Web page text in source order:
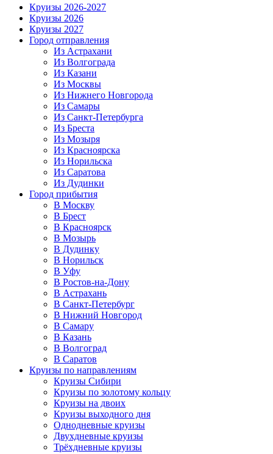
Круизы 2026-2027
Круизы 2026
Круизы 2027
Город отправления
Из Астрахани
Из Волгограда
Из Казани
Из Москвы
Из Нижнего Новгорода
Из Самары
Из Санкт-Петербурга
Из Бреста
Из Мозыря
Из Красноярска
Из Норильска
Из Саратова
Из Дудинки
Город прибытия
В Москву
В Брест
В Красноярск
В Мозырь
В Дудинку
В Норильск
В Уфу
В Ростов-на-Дону
В Астрахань
В Санкт-Петербург
В Нижний Новгород
В Самару
В Казань
В Волгоград
В Саратов
Круизы по направлениям
Круизы Сибири
Круизы по золотому кольцу
Круизы на двоих
Круизы выходного дня
Однодневные круизы
Двухдневные круизы
Трёхдневные круизы